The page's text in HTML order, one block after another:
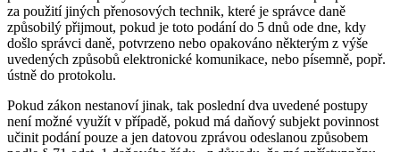
za použití jiných přenosových technik, které je správce daně
způsobilý přijmout, pokud je toto podání do 5 dnů ode dne, kdy
došlo správci daně, potvrzeno nebo opakováno některým z výše
uvedených způsobů elektronické komunikace, nebo písemně, popř.
ústně do protokolu.
Pokud zákon nestanoví jinak, tak poslední dva uvedené postupy
není možné využít v případě, pokud má daňový subjekt povinnost
učinit podání pouze a jen datovou zprávou odeslanou způsobem